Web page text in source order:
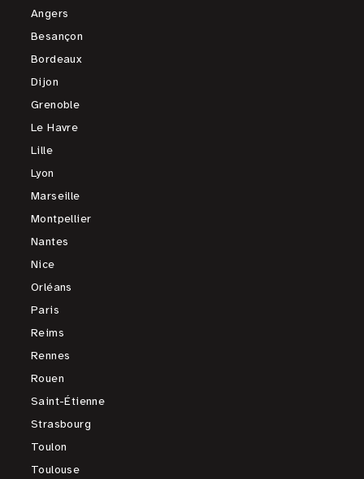
Angers
Besançon
Bordeaux
Dijon
Grenoble
Le Havre
Lille
Lyon
Marseille
Montpellier
Nantes
Nice
Orléans
Paris
Reims
Rennes
Rouen
Saint-Étienne
Strasbourg
Toulon
Toulouse